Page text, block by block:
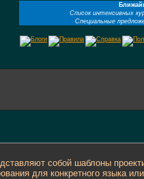
Список интенсивных
Специальные
собой шаблоны
для конкретного языка